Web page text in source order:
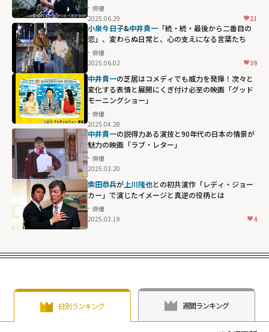
俳優
2025.06.29
21
小泉今日子&中井貴一 「続・続・最後から二番目の
恋」、変わらぬ日常と、心の支えになる言葉たち
俳優
2025.06.02
39
中井貴一の芝居はコメディでも威力を発揮！次々と
変化する表情と展開にくぎ付け必至の映画「グッド
モーニングショー」
俳優
2025.04.28
中井貴一の説得力ある演技と90年代の日本の情景が
魅力の映画「ラブ・レター」
俳優
2025.03.20
柴田恭兵が 上川隆也との初共演作「レディ・ジョー
カー」で演じたイメージと真逆の役柄とは
俳優
2025.03.19
4
日別ランキング 週間ランキング